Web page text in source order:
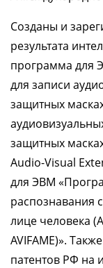
Созданы и
результата
программа для
для записи
защитных
защитных
Audio-Visual
для ЭВМ
распознавания
лице человека
AVIFAME)».
патентов РФ на